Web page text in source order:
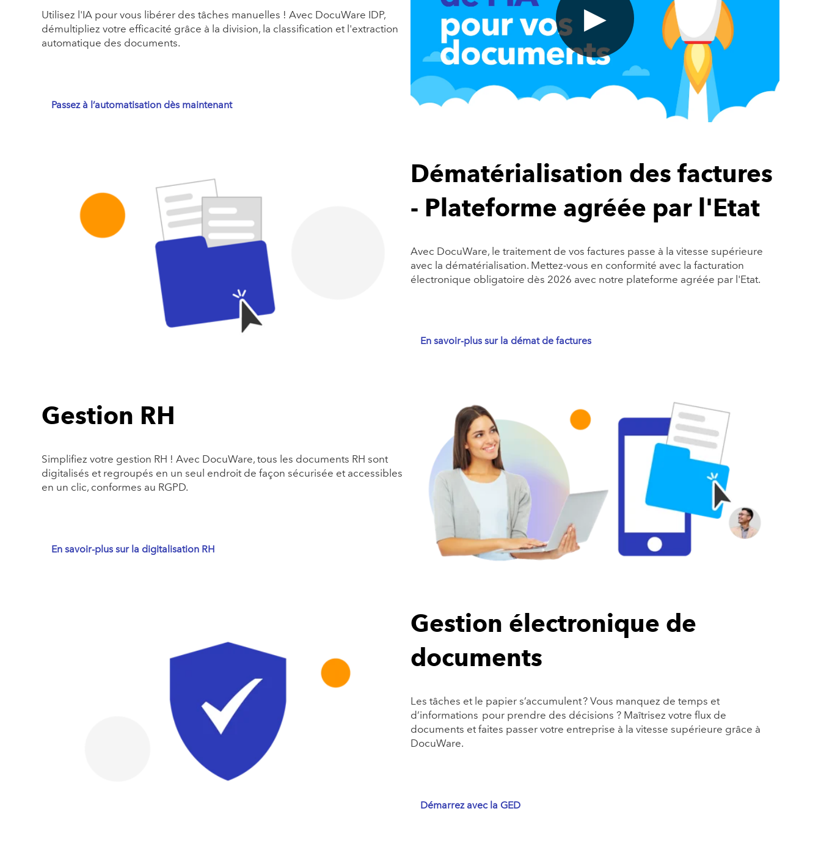
Utilisez l'IA pour vous libérer des tâches manuelles ! Avec DocuWare IDP,
démultipliez votre efficacité grâce à la division, la classification et l'extraction
automatique des documents.
Passez à l’automatisation dès maintenant
▶
Dématérialisation des factures
- Plateforme agréée par l'Etat
Avec DocuWare, le traitement de vos factures passe à la vitesse supérieure
avec la dématérialisation. Mettez-vous en conformité avec la facturation
électronique obligatoire dès 2026 avec notre plateforme agréée par l'Etat.
En savoir-plus sur la démat de factures
Gestion RH
Simplifiez votre gestion RH ! Avec DocuWare, tous les documents RH sont
digitalisés et regroupés en un seul endroit de façon sécurisée et accessibles
en un clic, conformes au RGPD.
En savoir-plus sur la digitalisation RH
Gestion électronique de
documents
Les tâches et le papier s’accumulent ? Vous manquez de temps et
d’informations pour prendre des décisions ? Maîtrisez votre flux de
documents et faites passer votre entreprise à la vitesse supérieure grâce à
DocuWare.
Démarrez avec la GED